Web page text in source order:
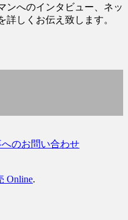
ンへのインタビュー、ネッ
詳しくお伝え致します。
のお問い合わせ
Online.